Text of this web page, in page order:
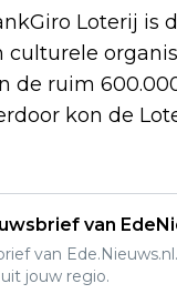
Loterij
de ruim
kon de
van
van
jouw regio.